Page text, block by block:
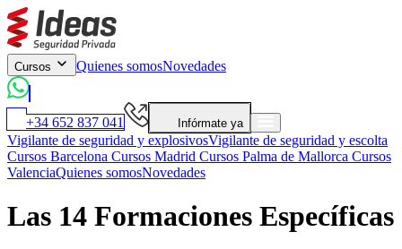
Cursos Quienes somosNovedades
+34 652 837 041 Infórmate ya
Vigilante de seguridad y explosivosVigilante de seguridad y escolta
Cursos Barcelona Cursos Madrid Cursos Palma de Mallorca Cursos
ValenciaQuienes somosNovedades
Las 14 Formaciones Específicas